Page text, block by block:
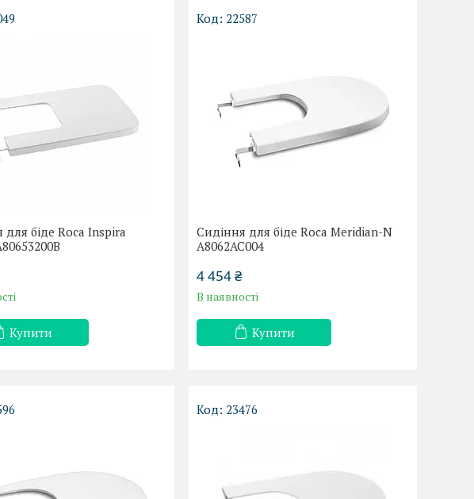
для біде Roca Inspira
Купити
22587
Сидіння для біде Roca Meridian-N
A8062AC004
4 454 ₴
В наявності
Купити
23476